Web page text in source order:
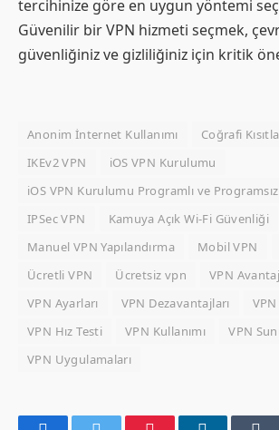
tercihinize göre en uygun yöntemi
Güvenilir bir VPN hizmeti seçmek,
güvenliğiniz ve gizliliğiniz için kritik
Anonim İnternet Kullanımı
Coğrafi
IKEv2 VPN
iOS VPN Kurulumu
iOS VPN Kurulumu Programlı ve
IPSec VPN
Kamuya Açık Wi-Fi Güvenliği
Manuel VPN Yapılandırma
Mobil VPN
Ücretli VPN
Ücretsiz vpn
VPN
VPN Ayarları
VPN Dezavantajları
VPN Hız Testi
VPN Kullanımı
VPN
VPN Uygulamaları